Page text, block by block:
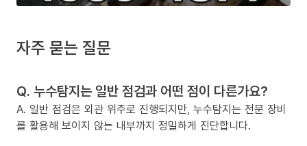
자주 묻는 질문
Q. 누수탐지는 일반 점검과 어떤 점이 다른가요?
A. 일반 점검은 외관 위주로 진행되지만, 누수탐지는 전문 장비
를 활용해 보이지 않는 내부까지 정밀하게 진단합니다.